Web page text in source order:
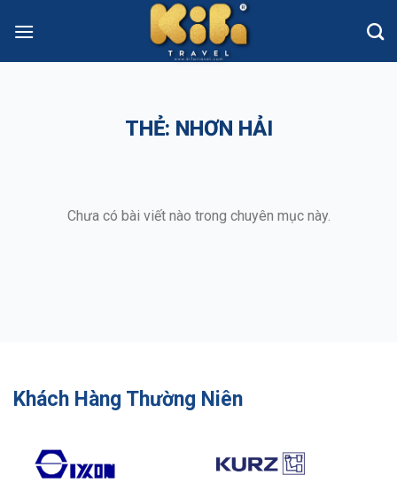
THẺ: NHƠN HẢI
Chưa có bài viết nào trong chuyên mục này.
Khách Hàng Thường Niên